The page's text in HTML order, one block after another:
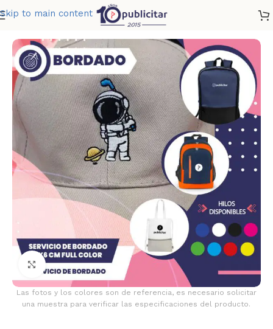
Skip to main content
SERVICIO DE BORDADO 9 X 6 CM FULL COLOR
Clic para ampliar
Las fotos y los colores son de referencia, es necesario solicitar
una muestra para verificar las especificaciones del producto.